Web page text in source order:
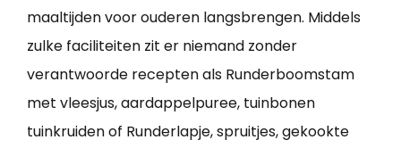
maaltijden voor ouderen langsbrengen. Middels
zulke faciliteiten zit er niemand zonder
verantwoorde recepten als Runderboomstam
met vleesjus, aardappelpuree, tuinbonen
tuinkruiden of Runderlapje, spruitjes, gekookte